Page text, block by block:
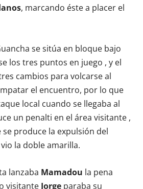
, marcando éste a placer el
se sitúa en bloque bajo
los tres puntos en juego , y el
cambios para volcarse al
el encuentro, por lo que
local cuando se llegaba al
un penalti en el área visitante ,
produce la expulsión del
la doble amarilla.
lanzaba Mamadou la pena
visitante Jorge paraba su